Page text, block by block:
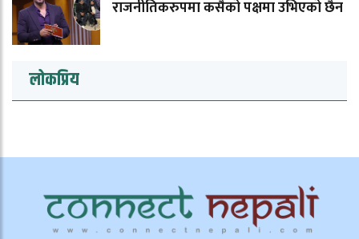
राजनीतिकरुपमा कसैको पक्षमा उभिएको छैन
लोकप्रिय